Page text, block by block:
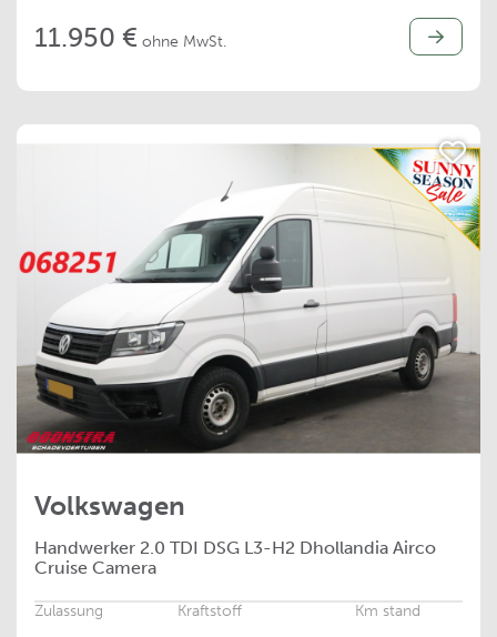
11.950 € ohne MwSt.
Volkswagen
Handwerker 2.0 TDI DSG L3-H2 Dhollandia Airco
Cruise Camera
Zulassung Kraftstoff Km stand